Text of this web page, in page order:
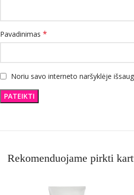
Pavadinimas *
Noriu savo interneto naršyklėje
Rekomenduojame pirkti